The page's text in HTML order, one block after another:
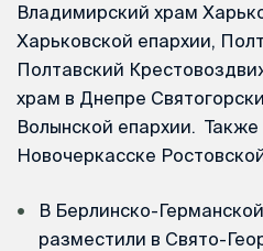
Владимирский храм
Харьковской епархии,
Полтавский
храм в Днепре
Волынской епархии.
Новочеркасске
В Берлинско-
разместили в Свято-